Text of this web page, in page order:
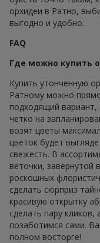
орхидеи в Ратно,
выгодно и удобно.
FAQ
Где можно купить
Купить утонченную
Ратному можно
подходящий
четко на
возят цветы
цветок будет
свежесть. В
веточки, завернутой
роскошных
сделать сюрприз
красивую открытку
сделать пару
позаботимся сами.
полном восторге!